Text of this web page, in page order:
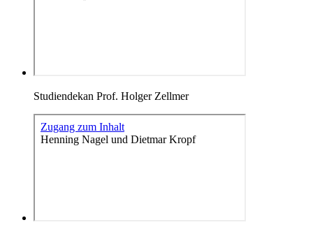
Studiendekan Prof. Holger Zellmer